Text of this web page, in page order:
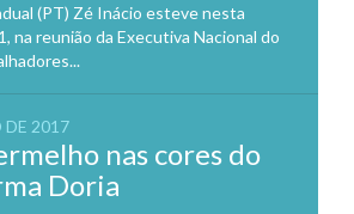
(PT) Zé Inácio esteve nesta
na reunião da Executiva Nacional do
DE 2017
nas cores do
Doria